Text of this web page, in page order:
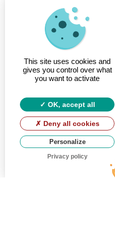
This site uses cookies and
gives you control over what
you want to activate
OK, accept all
Deny all cookies
Personalize
Privacy policy